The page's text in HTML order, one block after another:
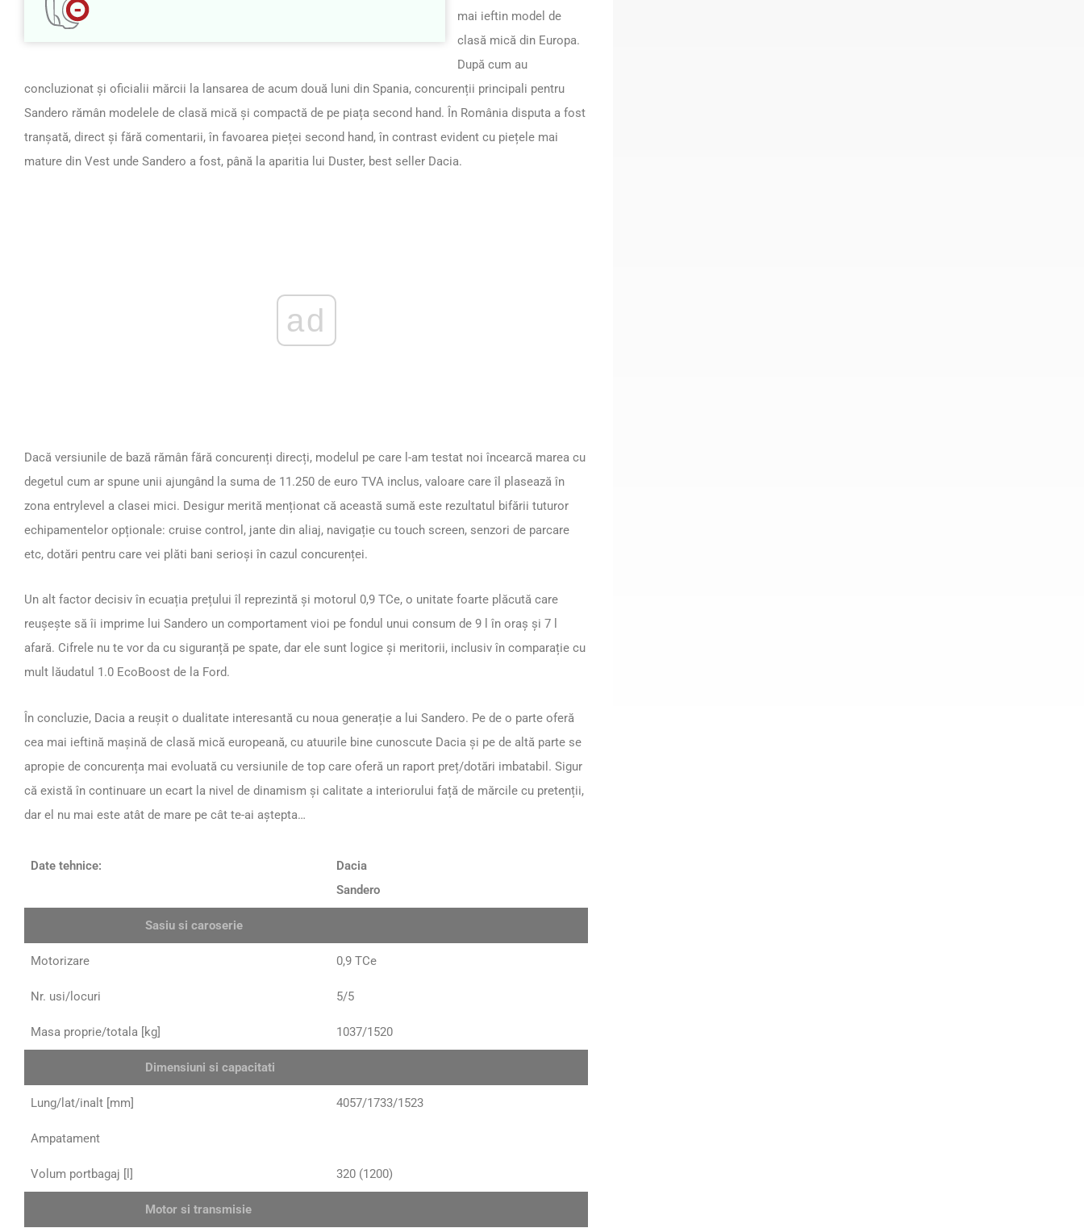
mai ieftin model de
clasă mică din Europa.
După cum au
concluzionat și oficialii mărcii la lansarea de acum două luni din Spania, concurenții principali pentru
Sandero rămân modelele de clasă mică și compactă de pe piața second hand. În România disputa a fost
tranșată, direct și fără comentarii, în favoarea pieței second hand, în contrast evident cu piețele mai
mature din Vest unde Sandero a fost, până la aparitia lui Duster, best seller Dacia.
ad
Dacă versiunile de bază rămân fără concurenți direcți, modelul pe care l-am testat noi încearcă marea cu
degetul cum ar spune unii ajungând la suma de 11.250 de euro TVA inclus, valoare care îl plasează în
zona entrylevel a clasei mici. Desigur merită menționat că această sumă este rezultatul bifării tuturor
echipamentelor opționale: cruise control, jante din aliaj, navigație cu touch screen, senzori de parcare
etc, dotări pentru care vei plăti bani serioși în cazul concurenței.
Un alt factor decisiv în ecuația prețului îl reprezintă și motorul 0,9 TCe, o unitate foarte plăcută care
reușește să îi imprime lui Sandero un comportament vioi pe fondul unui consum de 9 l în oraș și 7 l
afară. Cifrele nu te vor da cu siguranță pe spate, dar ele sunt logice și meritorii, inclusiv în comparație cu
mult lăudatul 1.0 EcoBoost de la Ford.
În concluzie, Dacia a reușit o dualitate interesantă cu noua generație a lui Sandero. Pe de o parte oferă
cea mai ieftină mașină de clasă mică europeană, cu atuurile bine cunoscute Dacia și pe de altă parte se
apropie de concurența mai evoluată cu versiunile de top care oferă un raport preț/dotări imbatabil. Sigur
că există în continuare un ecart la nivel de dinamism și calitate a interiorului față de mărcile cu pretenții,
dar el nu mai este atât de mare pe cât te-ai aștepta…
Date tehnice:
Dacia
Sandero
Sasiu si caroserie
Motorizare 0,9 TCe
Nr. usi/locuri 5/5
Masa proprie/totala [kg] 1037/1520
Dimensiuni si capacitati
Lung/lat/inalt [mm] 4057/1733/1523
Ampatament
Volum portbagaj [l] 320 (1200)
Motor si transmisie